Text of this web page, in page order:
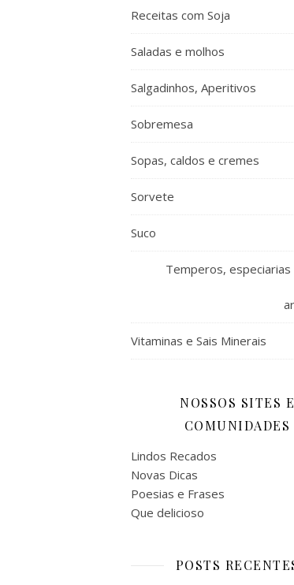
Receitas com Soja
Saladas e molhos
Salgadinhos, Aperitivos
Sobremesa
Sopas, caldos e cremes
Sorvete
Suco
Temperos, especiarias
Vitaminas e Sais Minerais
NOSSOS SITES E
COMUNIDADES
Lindos Recados
Novas Dicas
Poesias e Frases
Que delicioso
POSTS